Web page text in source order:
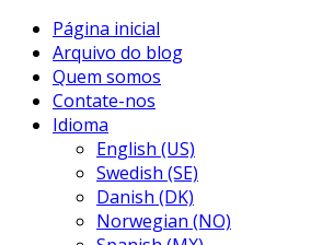
Página inicial
Arquivo do blog
Quem somos
Contate-nos
Idioma
English (US)
Swedish (SE)
Danish (DK)
Norwegian (NO)